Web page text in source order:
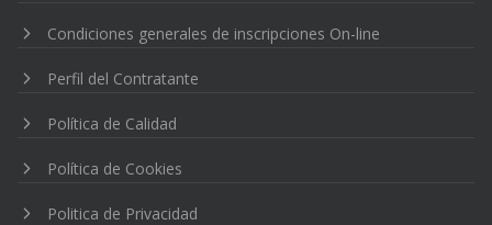
Condiciones generales de inscripciones On-line
Perfil del Contratante
Política de Calidad
Política de Cookies
Politica de Privacidad